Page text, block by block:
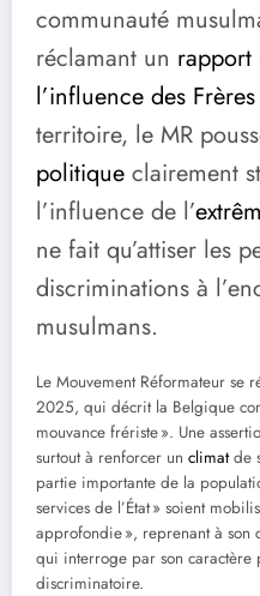
communauté
réclamant un rapport
l’influence des
territoire, le MR
politique clairement
l’influence de l’
ne fait qu’attiser les
discriminations à
musulmans.
Le Mouvement Réformateur se
2025, qui décrit la Belgique
mouvance frériste ». Une
surtout à renforcer un climatde
partie importante de la
services de l’État » soient
approfondie », reprenant à son
qui interroge par son
discriminatoire.